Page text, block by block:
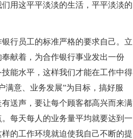
用这平平淡淡的生活，平平淡淡的
行员工的标准严格的要求自己。立
献着，为合作银行事业发出一份
能水平，这样我们才能在工作中得
满意、业务发展”为目标，搞好服
送声，要让每个顾客都高兴而来满
每天每人的业务量平均就要达到一
的工作环境就迫使我自己不断的提